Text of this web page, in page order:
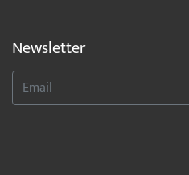
Newsletter